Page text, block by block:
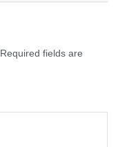
Required fields are